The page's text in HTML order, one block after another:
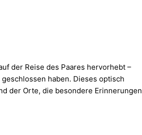
der Reise des Paares hervorhebt –
haben. Dieses optisch
der Orte, die besondere Erinnerungen